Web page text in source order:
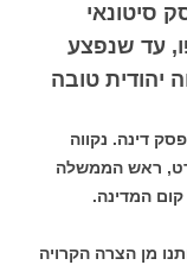
סיטונאי
עד שנפצע
טובה
דינה. נקווה
ראש הממשלה
המדינה.
מן הצרה הקרויה